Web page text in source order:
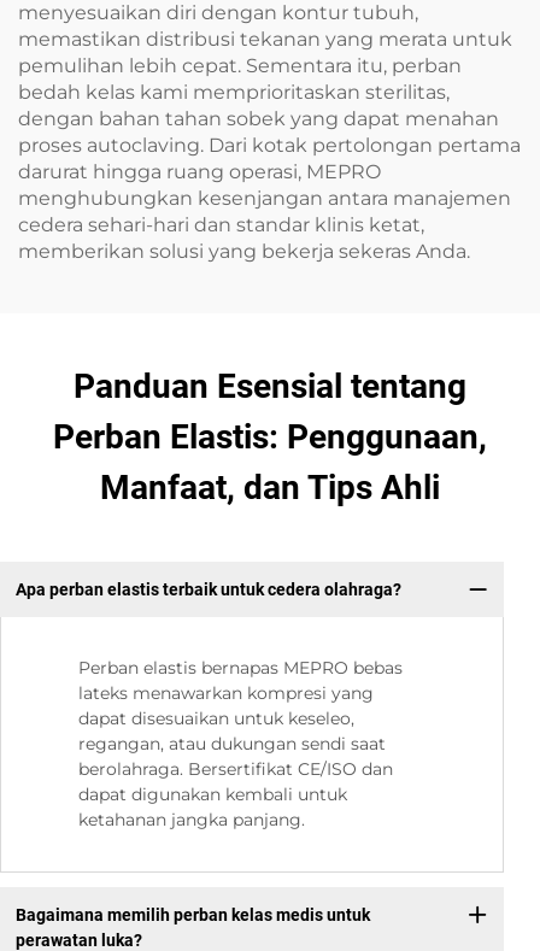
menyesuaikan diri dengan kontur tubuh,
memastikan distribusi tekanan yang merata untuk
pemulihan lebih cepat. Sementara itu, perban
bedah kelas kami memprioritaskan sterilitas,
dengan bahan tahan sobek yang dapat menahan
proses autoclaving. Dari kotak pertolongan pertama
darurat hingga ruang operasi, MEPRO
menghubungkan kesenjangan antara manajemen
cedera sehari-hari dan standar klinis ketat,
memberikan solusi yang bekerja sekeras Anda.
Panduan Esensial tentang
Perban Elastis: Penggunaan,
Manfaat, dan Tips Ahli
Apa perban elastis terbaik untuk cedera olahraga?
Perban elastis bernapas MEPRO bebas
lateks menawarkan kompresi yang
dapat disesuaikan untuk keseleo,
regangan, atau dukungan sendi saat
berolahraga. Bersertifikat CE/ISO dan
dapat digunakan kembali untuk
ketahanan jangka panjang.
Bagaimana memilih perban kelas medis untuk
perawatan luka?